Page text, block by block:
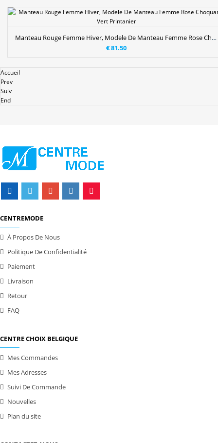
Manteau Rouge Femme Hiver, Modele De Manteau Femme Rose Choquant Vert Printanier
€ 81.50
Accueil
Prev
Suiv
End
CENTREMODE
À Propos De Nous
Politique De Confidentialité
Paiement
Livraison
Retour
FAQ
CENTRE CHOIX BELGIQUE
Mes Commandes
Mes Adresses
Suivi De Commande
Nouvelles
Plan du site